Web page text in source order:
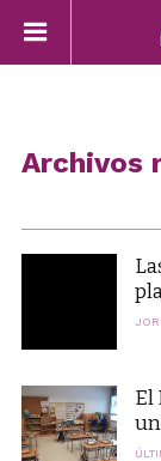
Archivos
El